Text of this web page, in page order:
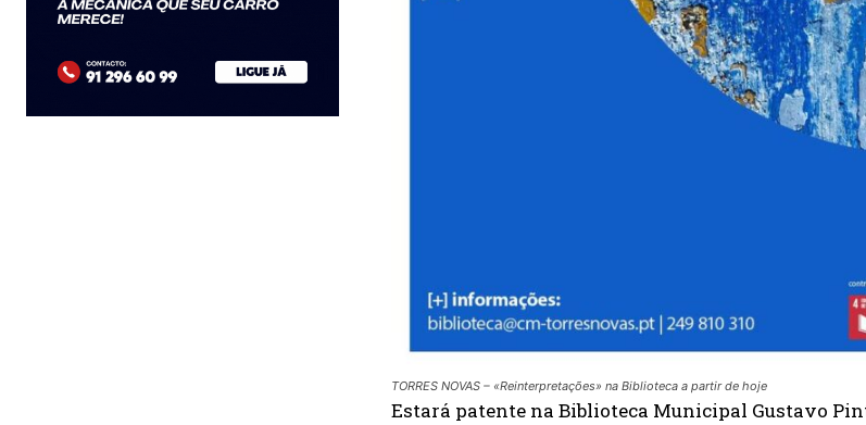
TORRES NOVAS – «Reinterpretações» na Biblioteca a partir de hoje
Estará patente na Biblioteca Municipal Gustavo